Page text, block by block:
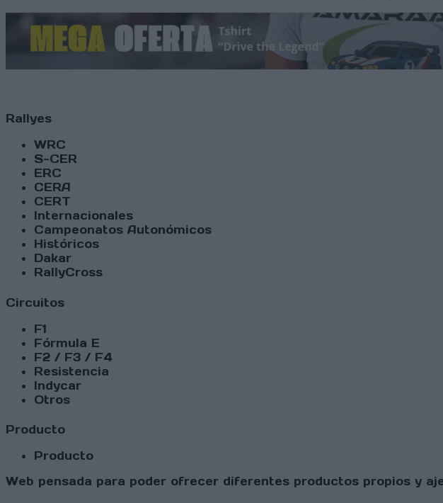
Rallyes
WRC
S-CER
ERC
CERA
CERT
Internacionales
Campeonatos Autonómicos
Históricos
Dakar
RallyCross
Circuitos
F1
Fórmula E
F2 / F3 / F4
Resistencia
Indycar
Otros
Producto
Producto
Web pensada para poder ofrecer diferentes productos propios y